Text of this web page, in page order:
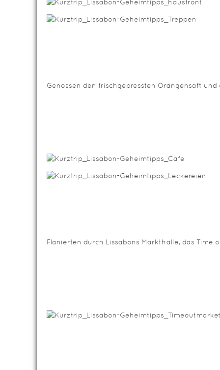
Genossen den frischgepressten Orangensaft und
Flanierten durch Lissabons Markthalle, das Time